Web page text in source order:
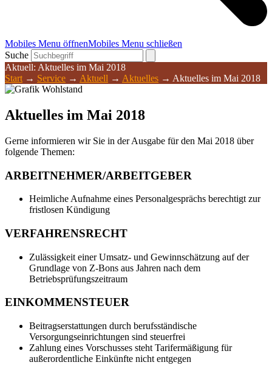
Mobiles Menu öffnenMobiles Menu schließen
Suche
Aktuell: Aktuelles im Mai 2018
Start → Service → Aktuell → Aktuelles → Aktuelles im Mai 2018
Aktuelles im Mai 2018
Gerne informieren wir Sie in der Ausgabe für den Mai 2018 über
folgende Themen:
ARBEITNEHMER/ARBEITGEBER
Heimliche Aufnahme eines Personalgesprächs berechtigt zur
fristlosen Kündigung
VERFAHRENSRECHT
Zulässigkeit einer Umsatz- und Gewinnschätzung auf der
Grundlage von Z-Bons aus Jahren nach dem
Betriebsprüfungszeitraum
EINKOMMENSTEUER
Beitragserstattungen durch berufsständische
Versorgungseinrichtungen sind steuerfrei
Zahlung eines Vorschusses steht Tarifermäßigung für
außerordentliche Einkünfte nicht entgegen